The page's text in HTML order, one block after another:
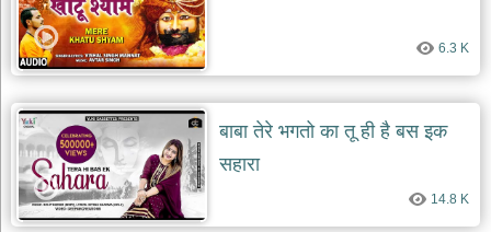
खाटू
श्याम
भजन
khatu
bhajans
रानी
सती
दादी
भजन
6.3 K
बाबा तेरे भगतो का तू ही है बस इक
सहारा
14.8 K